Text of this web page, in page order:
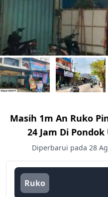
Masih 1m An Ruko
24 Jam Di
Diperbarui pada 28
Ruko